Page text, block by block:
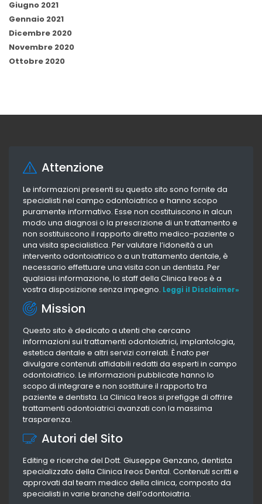
Giugno 2021
Gennaio 2021
Dicembre 2020
Novembre 2020
Ottobre 2020
Attenzione
Le informazioni presenti su questo sito sono fornite da
specialisti nel campo odontoiatrico e hanno scopo
puramente informativo. Esse non costituiscono in alcun
modo una diagnosi o la prescrizione di un trattamento e
non sostituiscono il rapporto diretto medico-paziente o
una visita specialistica. Per valutare l’idoneità a un
intervento odontoiatrico o a un trattamento dentale, è
necessario effettuare una visita con un dentista. Per
qualsiasi informazione, lo staff della Clinica Ireos è a
vostra disposizione senza impegno. Leggi il Disclaimer»
Mission
Questo sito è dedicato a utenti che cercano
informazioni sui trattamenti odontoiatrici, implantologia,
estetica dentale e altri servizi correlati. È nato per
divulgare contenuti affidabili redatti da esperti in campo
odontoiatrico. Le informazioni pubblicate hanno lo
scopo di integrare e non sostituire il rapporto tra
paziente e dentista. La Clinica Ireos si prefigge di offrire
trattamenti odontoiatrici avanzati con la massima
trasparenza.
Autori del Sito
Editing e ricerche del Dott. Giuseppe Genzano, dentista
specializzato della Clinica Ireos Dental. Contenuti scritti e
approvati dal team medico della clinica, composto da
specialisti in varie branche dell’odontoiatria.